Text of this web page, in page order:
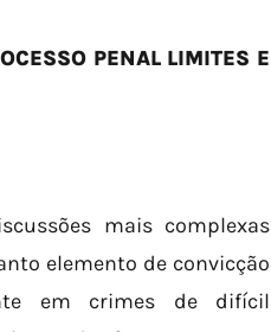
PENAL LIMITES E
mais complexas
elemento de convicção
em crimes de difícil